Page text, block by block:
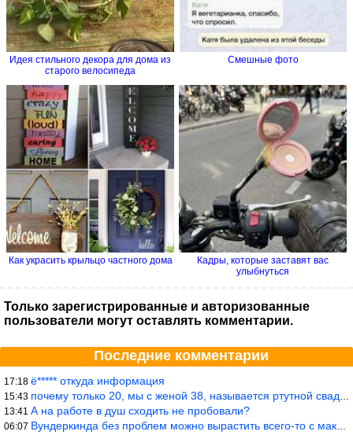
Идея стильного декора для дома из
старого велосипеда
Смешные фото
Как украсить крыльцо частного дома
Кадры, которые заставят вас
улыбнуться
Только зарегистрированные и авторизованные
пользователи могут оставлять комментарии.
Последние комментарии
17:18 ё***** откуда информация
15:43 почему только 20, мы с женой 38, называется ртутной свадьбой, гр
13:41 А на работе в душ сходить не пробовали?
06:07 Вундеркинда без проблем можно вырастить всего-то с максимально р